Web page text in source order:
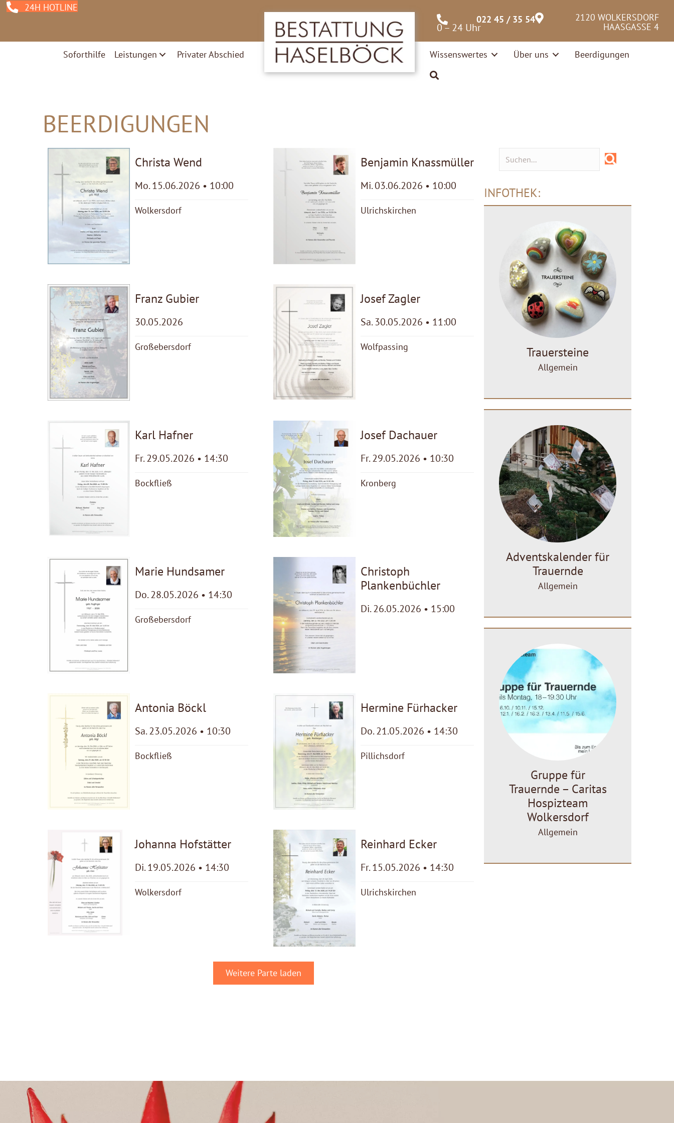
022 45 / 35 54
0 – 24 Uhr
2120 WOLKERSDORF
HAASGASSE 4
Soforthilfe Leistungen Privater Abschied Wissenswertes Über uns Beerdigungen
24H HOTLINE
BEERDIGUNGEN
Christa Wend
Mo. 15.06.2026 • 10:00
Wolkersdorf
Benjamin Knassmüller
Mi. 03.06.2026 • 10:00
Ulrichskirchen
Franz Gubier
30.05.2026
Großebersdorf
Josef Zagler
Sa. 30.05.2026 • 11:00
Wolfpassing
Karl Hafner
Fr. 29.05.2026 • 14:30
Bockfließ
Josef Dachauer
Fr. 29.05.2026 • 10:30
Kronberg
Marie Hundsamer
Do. 28.05.2026 • 14:30
Großebersdorf
Christoph
Plankenbüchler
Di. 26.05.2026 • 15:00
Antonia Böckl
Sa. 23.05.2026 • 10:30
Bockfließ
Hermine Fürhacker
Do. 21.05.2026 • 14:30
Pillichsdorf
Johanna Hofstätter
Di. 19.05.2026 • 14:30
Wolkersdorf
Reinhard Ecker
Fr. 15.05.2026 • 14:30
Ulrichskirchen
Weitere Parte laden
INFOTHEK:
Trauersteine
Allgemein
Adventskalender für
Trauernde
Allgemein
Gruppe für
Trauernde – Caritas
Hospizteam
Wolkersdorf
Allgemein